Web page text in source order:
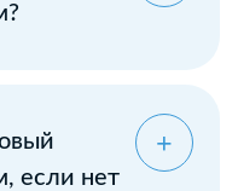
если нет